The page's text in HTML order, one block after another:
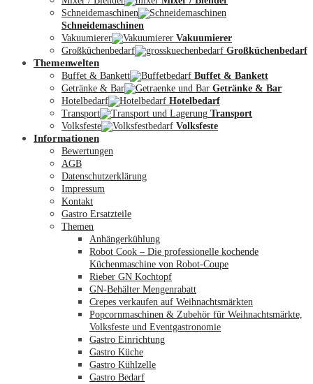
Mein Konto
Schneidemaschinen
Schneidemaschinen
Vakuumierer
Vakuumierer
Großküchenbedarf
Großküchenbedarf
Themenwelten
Buffet & Bankett
Buffet & Bankett
Getränke & Bar
Getränke & Bar
Hotelbedarf
Hotelbedarf
Transport
Transport
Volksfeste
Volksfeste
Informationen
Bewertungen
AGB
Datenschutzerklärung
Impressum
Kontakt
Gastro Ersatzteile
Themen
Anhängerkühlung
Robot Cook – Die professionelle kochende
Küchenmaschine von Robot-Coupe
Rieber GN Kochtopf
GN-Behälter Mengenrabatt
Crepes verkaufen auf Weihnachtsmärkten
Popcornmaschinen & Zubehör für Weihnachtsmärkte,
Volksfeste und Eventgastronomie
Gastro Einrichtung
Gastro Küche
Gastro Kühlzelle
Gastro Bedarf